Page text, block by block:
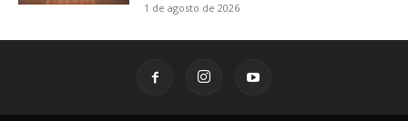
1 de agosto de 2026